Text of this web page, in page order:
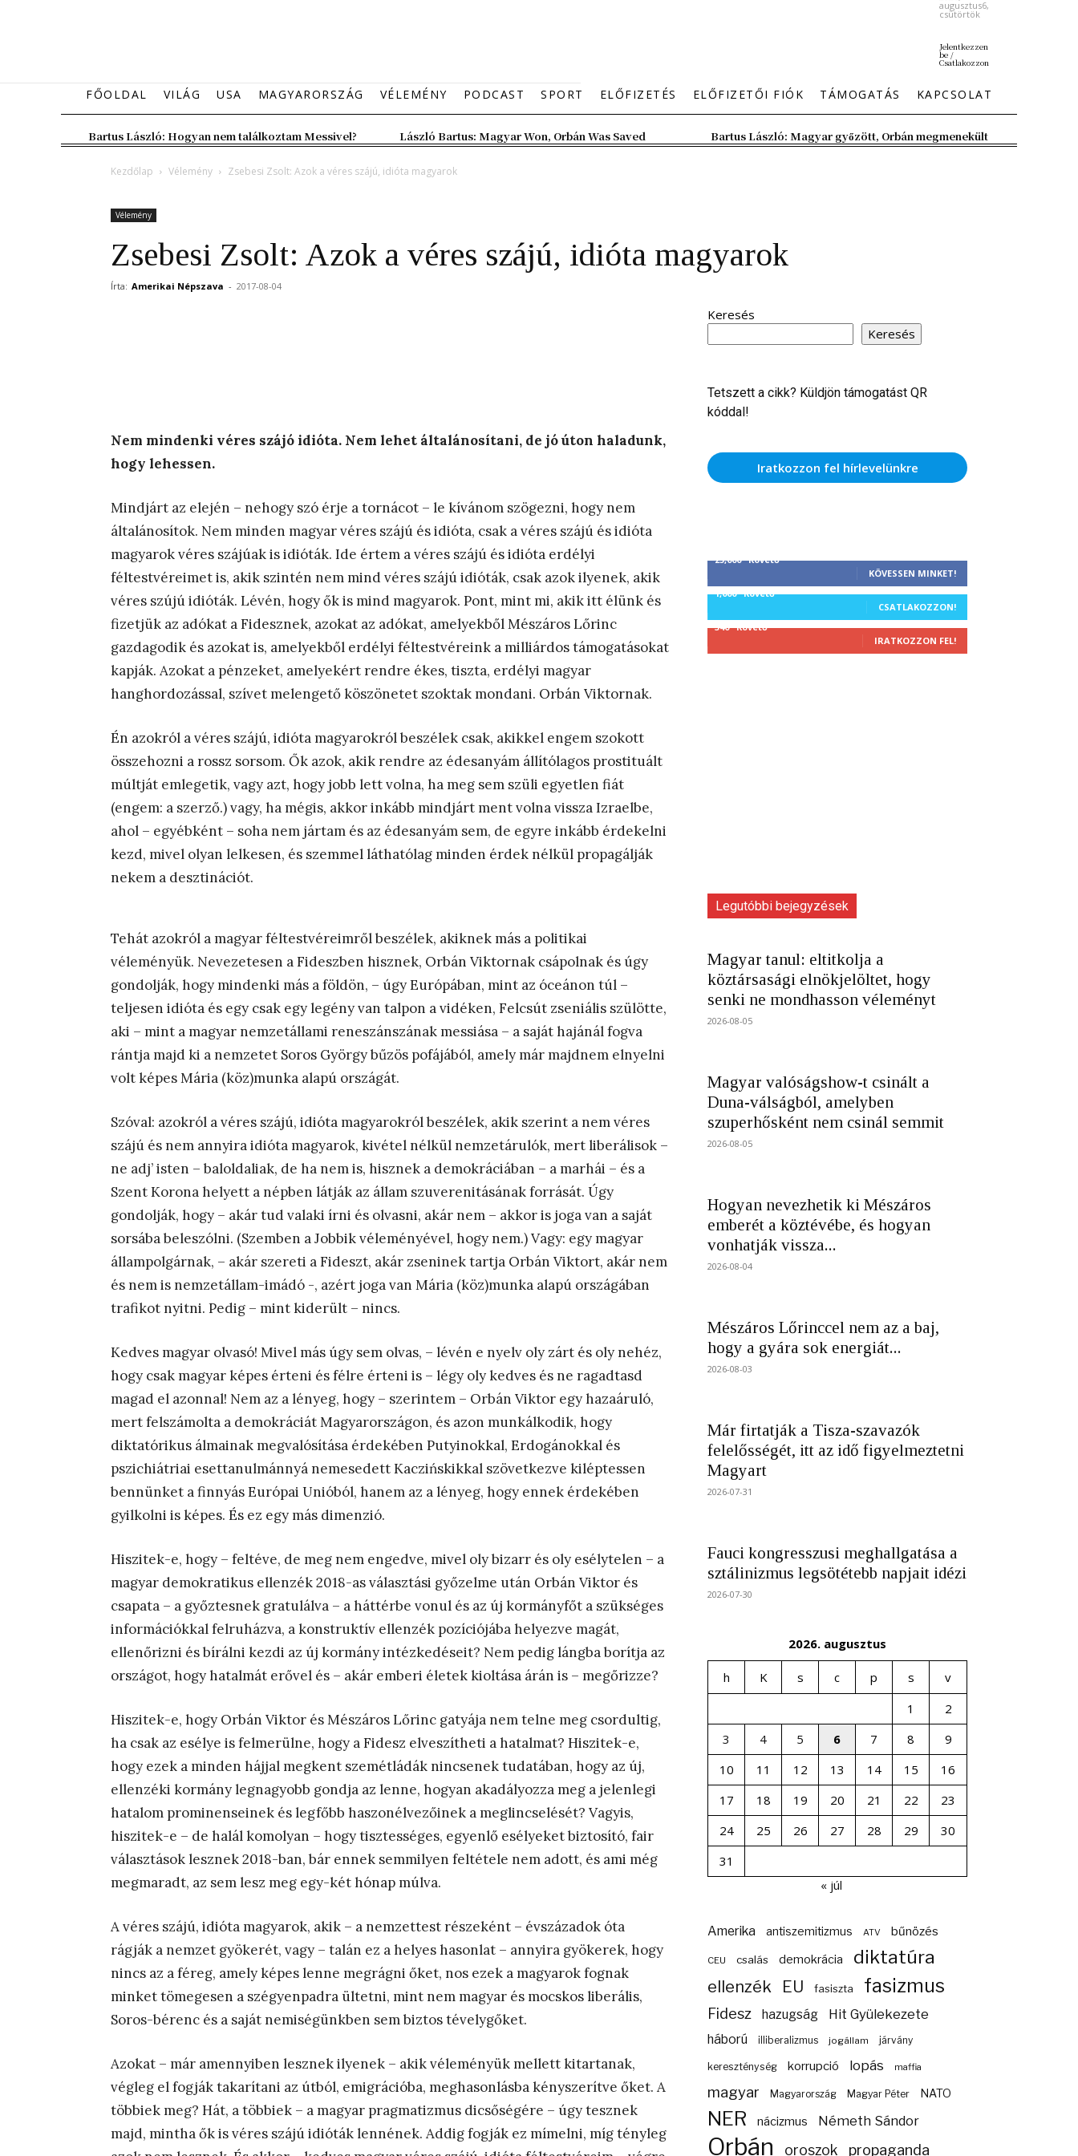
augusztus6,
csütörtök
Jelentkezzen
be /
Csatlakozzon
FŐOLDAL VILÁG USA MAGYARORSZÁG VÉLEMÉNY PODCAST SPORT ELŐFIZETÉS ELŐFIZETŐI FIÓK TÁMOGATÁS KAPCSOLAT
Bartus László: Hogyan nem találkoztam Messivel? László Bartus: Magyar Won, Orbán Was Saved Bartus László: Magyar győzött, Orbán megmenekült
Kezdőlap Vélemény Zsebesi Zsolt: Azok a véres szájú, idióta magyarok
Vélemény
Zsebesi Zsolt: Azok a véres szájú, idióta magyarok
Írta: Amerikai Népszava - 2017-08-04
Nem mindenki véres szájó idióta. Nem lehet általánosítani, de jó úton haladunk,
hogy lehessen.
Mindjárt az elején – nehogy szó érje a tornácot – le kívánom szögezni, hogy nem
általánosítok. Nem minden magyar véres szájú és idióta, csak a véres szájú és idióta
magyarok véres szájúak is idióták. Ide értem a véres szájú és idióta erdélyi
féltestvéreimet is, akik szintén nem mind véres szájú idióták, csak azok ilyenek, akik
véres szújú idióták. Lévén, hogy ők is mind magyarok. Pont, mint mi, akik itt élünk és
fizetjük az adókat a Fidesznek, azokat az adókat, amelyekből Mészáros Lőrinc
gazdagodik és azokat is, amelyekből erdélyi féltestvéreink a milliárdos támogatásokat
kapják. Azokat a pénzeket, amelyekért rendre ékes, tiszta, erdélyi magyar
hanghordozással, szívet melengető köszönetet szoktak mondani. Orbán Viktornak.
Én azokról a véres szájú, idióta magyarokról beszélek csak, akikkel engem szokott
összehozni a rossz sorsom. Ők azok, akik rendre az édesanyám állítólagos prostituált
múltját emlegetik, vagy azt, hogy jobb lett volna, ha meg sem szüli egyetlen fiát
(engem: a szerző.) vagy, ha mégis, akkor inkább mindjárt ment volna vissza Izraelbe,
ahol – egyébként – soha nem jártam és az édesanyám sem, de egyre inkább érdekelni
kezd, mivel olyan lelkesen, és szemmel láthatólag minden érdek nélkül propagálják
nekem a desztinációt.
Tehát azokról a magyar féltestvéreimről beszélek, akiknek más a politikai
véleményük. Nevezetesen a Fideszben hisznek, Orbán Viktornak csápolnak és úgy
gondolják, hogy mindenki más a földön, – úgy Európában, mint az óceánon túl –
teljesen idióta és egy csak egy legény van talpon a vidéken, Felcsút zseniális szülötte,
aki – mint a magyar nemzetállami reneszánszának messiása – a saját hajánál fogva
rántja majd ki a nemzetet Soros György bűzös pofájából, amely már majdnem elnyelni
volt képes Mária (köz)munka alapú országát.
Szóval: azokról a véres szájú, idióta magyarokról beszélek, akik szerint a nem véres
szájú és nem annyira idióta magyarok, kivétel nélkül nemzetárulók, mert liberálisok –
ne adj’ isten – baloldaliak, de ha nem is, hisznek a demokráciában – a marhái – és a
Szent Korona helyett a népben látják az állam szuverenitásának forrását. Úgy
gondolják, hogy – akár tud valaki írni és olvasni, akár nem – akkor is joga van a saját
sorsába beleszólni. (Szemben a Jobbik véleményével, hogy nem.) Vagy: egy magyar
állampolgárnak, – akár szereti a Fideszt, akár zseninek tartja Orbán Viktort, akár nem
és nem is nemzetállam-imádó -, azért joga van Mária (köz)munka alapú országában
trafikot nyitni. Pedig – mint kiderült – nincs.
Kedves magyar olvasó! Mivel más úgy sem olvas, – lévén e nyelv oly zárt és oly nehéz,
hogy csak magyar képes érteni és félre érteni is – légy oly kedves és ne ragadtasd
magad el azonnal! Nem az a lényeg, hogy – szerintem – Orbán Viktor egy hazaáruló,
mert felszámolta a demokráciát Magyarországon, és azon munkálkodik, hogy
diktatórikus álmainak megvalósítása érdekében Putyinokkal, Erdogánokkal és
pszichiátriai esettanulmánnyá nemesedett Kaczińskikkal szövetkezve kiléptessen
bennünket a finnyás Európai Unióból, hanem az a lényeg, hogy ennek érdekében
gyilkolni is képes. És ez egy más dimenzió.
Hiszitek-e, hogy – feltéve, de meg nem engedve, mivel oly bizarr és oly esélytelen – a
magyar demokratikus ellenzék 2018-as választási győzelme után Orbán Viktor és
csapata – a győztesnek gratulálva – a háttérbe vonul és az új kormányfőt a szükséges
információkkal felruházva, a konstruktív ellenzék pozíciójába helyezve magát,
ellenőrizni és bírálni kezdi az új kormány intézkedéseit? Nem pedig lángba borítja az
országot, hogy hatalmát erővel és – akár emberi életek kioltása árán is – megőrizze?
Hiszitek-e, hogy Orbán Viktor és Mészáros Lőrinc gatyája nem telne meg csordultig,
ha csak az esélye is felmerülne, hogy a Fidesz elveszítheti a hatalmat? Hiszitek-e,
hogy ezek a minden hájjal megkent szemétládák nincsenek tudatában, hogy az új,
ellenzéki kormány legnagyobb gondja az lenne, hogyan akadályozza meg a jelenlegi
hatalom prominenseinek és legfőbb haszonélvezőinek a meglincselését? Vagyis,
hiszitek-e – de halál komolyan – hogy tisztességes, egyenlő esélyeket biztosító, fair
választások lesznek 2018-ban, bár ennek semmilyen feltétele nem adott, és ami még
megmaradt, az sem lesz meg egy-két hónap múlva.
A véres szájú, idióta magyarok, akik – a nemzettest részeként – évszázadok óta
rágják a nemzet gyökerét, vagy – talán ez a helyes hasonlat – annyira gyökerek, hogy
nincs az a féreg, amely képes lenne megrágni őket, nos ezek a magyarok fognak
minket tömegesen a szégyenpadra ültetni, mint nem magyar és mocskos liberális,
Soros-bérenc és a saját nemiségünkben sem biztos tévelygőket.
Azokat – már amennyiben lesznek ilyenek – akik véleményük mellett kitartanak,
végleg el fogják takarítani az útból, emigrációba, meghasonlásba kényszerítve őket. A
többiek meg? Hát, a többiek – a magyar pragmatizmus dicsőségére – úgy tesznek
majd, mintha ők is véres szájú idióták lennének. Addig fogják ez mímelni, míg tényleg
Keresés
Keresés
Tetszett a cikk? Küldjön támogatást QR
kóddal!
Iratkozzon fel hírlevelünkre
25,000 Követő
KÖVESSEN MINKET!
1,000 Követő
CSATLAKOZZON!
340 Követő
IRATKOZZON FEL!
Legutóbbi bejegyzések
Magyar tanul: eltitkolja a
köztársasági elnökjelöltet, hogy
senki ne mondhasson véleményt
2026-08-05
Magyar valóságshow-t csinált a
Duna-válságból, amelyben
szuperhősként nem csinál semmit
2026-08-05
Hogyan nevezhetik ki Mészáros
emberét a köztévébe, és hogyan
vonhatják vissza...
2026-08-04
Mészáros Lőrinccel nem az a baj,
hogy a gyára sok energiát...
2026-08-03
Már firtatják a Tisza-szavazók
felelősségét, itt az idő figyelmeztetni
Magyart
2026-07-31
Fauci kongresszusi meghallgatása a
sztálinizmus legsötétebb napjait idézi
2026-07-30
2026. augusztus
h K s c p s
v
1
2
3
4 5 6 7 8
9
10
11 12 13 14 15
16
17
18 19 20 21 22
23
24
25 26 27 28 29
30
31
« júl
Amerika antiszemitizmus ATV bűnözés
CEU csalás demokrácia diktatúra
ellenzék EU fasiszta fasizmus
Fidesz hazugság Hit Gyülekezete
háború illiberalizmus jogállam járvány
kereszténység korrupció lopás maffia
magyar Magyarország Magyar Péter NATO
NER nácizmus Németh Sándor
Orbán oroszok propaganda